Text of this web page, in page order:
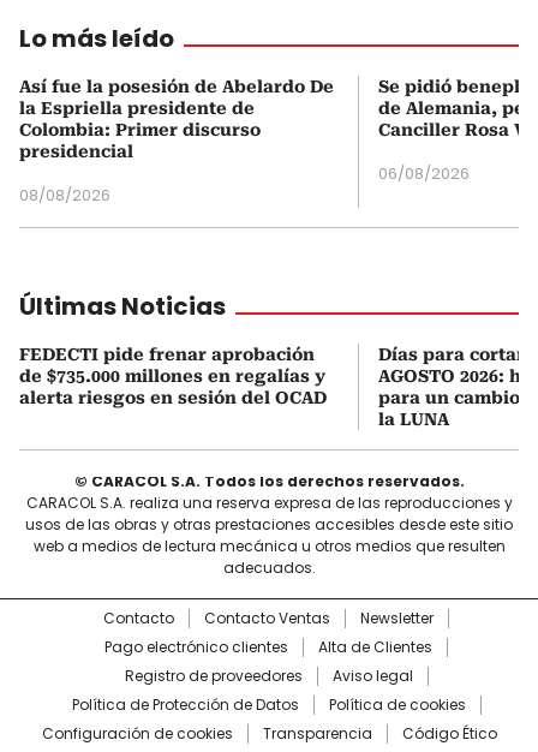
Lo más leído
Así fue la posesión de Abelardo De
la Espriella presidente de
Colombia: Primer discurso
presidencial
08/08/2026
Se pidió
de Alemania,
Canciller Rosa
06/08/2026
Últimas Noticias
FEDECTI pide frenar aprobación
de $735.000 millones en regalías y
alerta riesgos en sesión del OCAD
Días para
AGOSTO 2026:
para un cambio
la LUNA
© CARACOL S.A. Todos los derechos reservados.
CARACOL S.A. realiza una reserva expresa de las reproducciones y
usos de las obras y otras prestaciones accesibles desde este sitio
web a medios de lectura mecánica u otros medios que resulten
adecuados.
Contacto Contacto Ventas
Newsletter
Pago electrónico clientes
Alta de Clientes
Registro de proveedores
Aviso legal
Política de Protección de Datos
Política de cookies
Configuración de cookies
Transparencia Código Ético